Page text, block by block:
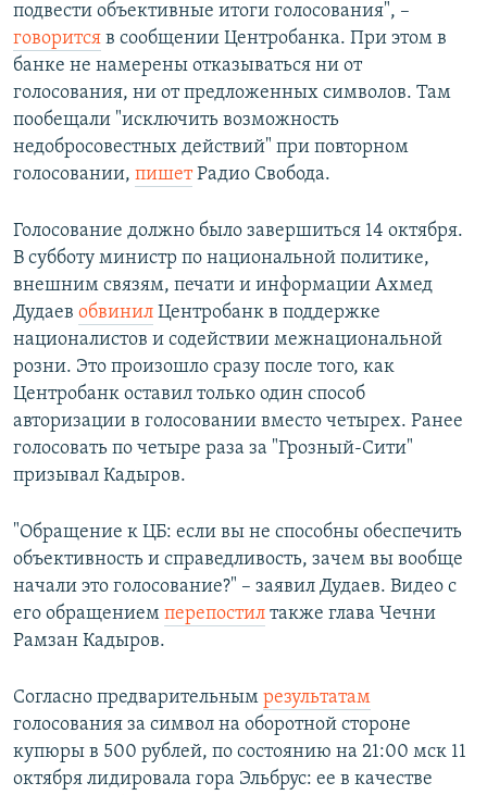
подвести объективные итоги голосования", –
говорится в сообщении Центробанка. При этом в
банке не намерены отказываться ни от
голосования, ни от предложенных символов. Там
пообещали "исключить возможность
недобросовестных действий" при повторном
голосовании, пишетРадио Свобода.
Голосование должно было завершиться 14 октября.
В субботу министр по национальной политике,
внешним связям, печати и информации Ахмед
Дудаев обвинил Центробанк в поддержке
националистов и содействии межнациональной
розни. Это произошло сразу после того, как
Центробанк оставил только один способ
авторизации в голосовании вместо четырех. Ранее
голосовать по четыре раза за "Грозный-Сити"
призывал Кадыров.
"Обращение к ЦБ: если вы не способны обеспечить
объективность и справедливость, зачем вы вообще
начали это голосование?" – заявил Дудаев. Видео с
его обращением перепостил также глава Чечни
Рамзан Кадыров.
Согласно предварительным результатам
голосования за символ на оборотной стороне
купюры в 500 рублей, по состоянию на 21:00 мск 11
октября лидировала гора Эльбрус: ее в качестве